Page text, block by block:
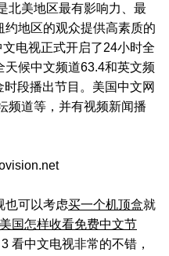
北美地区最有影响力、最
地区的观众提供高素质的
电视正式开启了24小时全
候中文频道63.4和英文频
段播出节目。美国中文网
频道等，并有视频新闻播
也可以考虑买一个机顶盒就
国怎样收看免费中文节
看中文电视非常的不错，